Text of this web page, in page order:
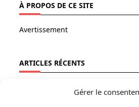
Gérer le
À PROPOS DE CE SITE
Avertissement
ARTICLES RÉCENTS